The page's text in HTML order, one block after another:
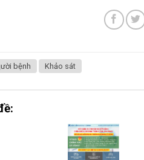
bệnh Khảo sát